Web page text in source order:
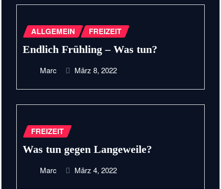
ALLGEMEIN FREIZEIT
Endlich Frühling – Was tun?
Marc März 8, 2022
FREIZEIT
Was tun gegen Langeweile?
Marc März 4, 2022